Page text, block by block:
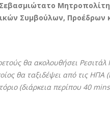
Συμβούλων, Προέδρων
θα ακολουθήσει Ρεσιτάλ
θα ταξιδέψει από τις ΗΠΑ
(διάρκεια περίπου 40